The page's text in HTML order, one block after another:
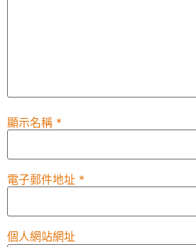
顯示名稱 *
電子郵件地址 *
個人網站網址